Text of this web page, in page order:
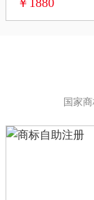
国家